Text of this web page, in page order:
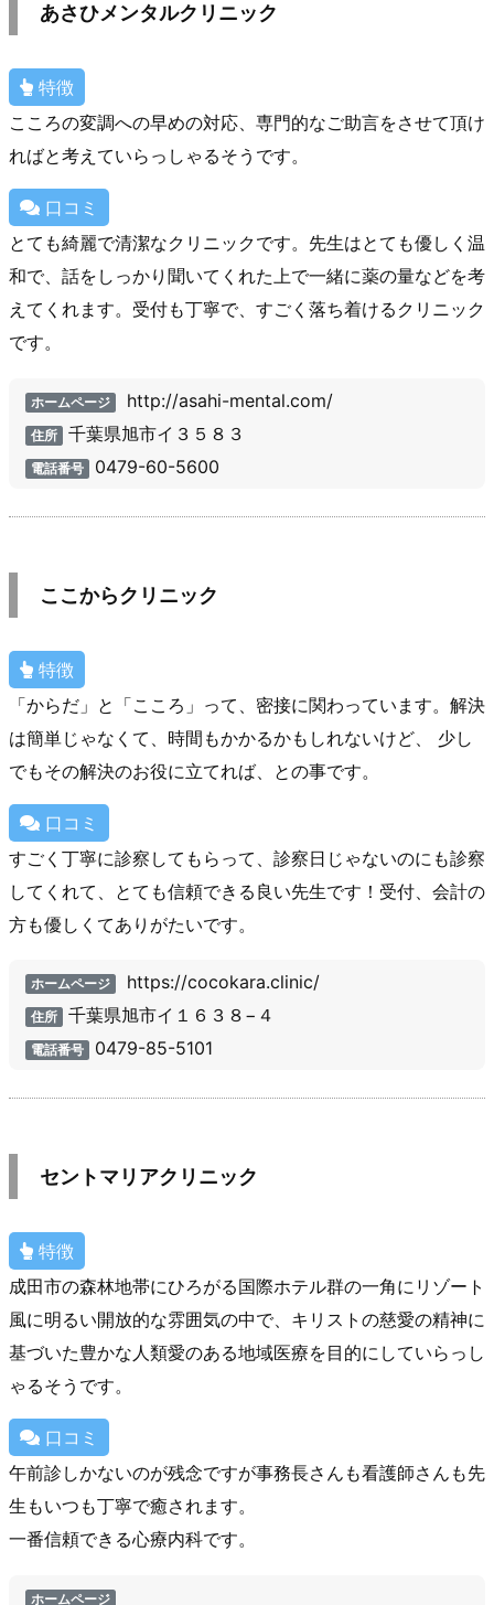
あさひメンタルクリニック
特徴
こころの変調への早めの対応、専門的なご助言をさせて頂け
ればと考えていらっしゃるそうです。
口コミ
とても綺麗で清潔なクリニックです。先生はとても優しく温
和で、話をしっかり聞いてくれた上で一緒に薬の量などを考
えてくれます。受付も丁寧で、すごく落ち着けるクリニック
です。
ホームページ http://asahi-mental.com/
住所 千葉県旭市イ３５８３
電話番号 0479-60-5600
ここからクリニック
特徴
「からだ」と「こころ」って、密接に関わっています。解決
は簡単じゃなくて、時間もかかるかもしれないけど、 少し
でもその解決のお役に立てれば、との事です。
口コミ
すごく丁寧に診察してもらって、診察日じゃないのにも診察
してくれて、とても信頼できる良い先生です！受付、会計の
方も優しくてありがたいです。
ホームページ https://cocokara.clinic/
住所 千葉県旭市イ１６３８−４
電話番号 0479-85-5101
セントマリアクリニック
特徴
成田市の森林地帯にひろがる国際ホテル群の一角にリゾート
風に明るい開放的な雰囲気の中で、キリストの慈愛の精神に
基づいた豊かな人類愛のある地域医療を目的にしていらっし
ゃるそうです。
口コミ
午前診しかないのが残念ですが事務長さんも看護師さんも先
生もいつも丁寧で癒されます。
一番信頼できる心療内科です。
ホームページ